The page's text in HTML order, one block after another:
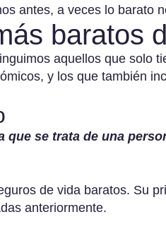
antes, a veces lo barato
baratos
aquellos que solo
y los que también
se trata de una
de vida baratos. Su
anteriormente.